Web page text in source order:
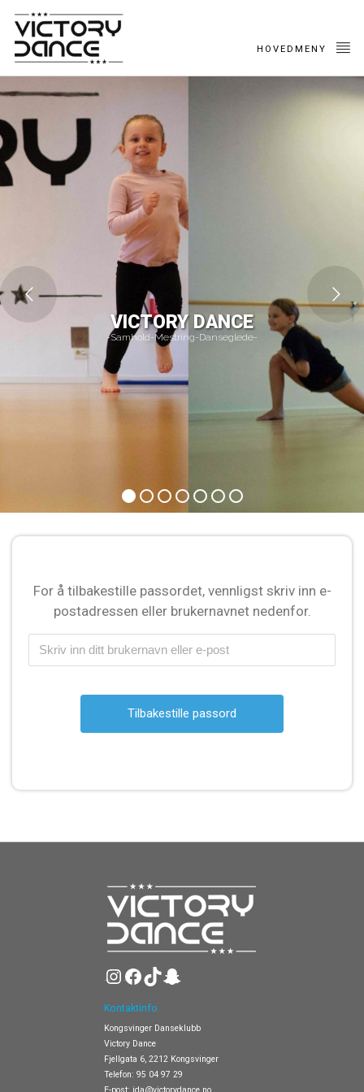
HOVEDMENY
VICTORY DANCE
-Samhold-Mestring-Danseglede-
For å tilbakestille passordet, vennligst skriv inn e-
postadressen eller brukernavnet nedenfor.
Instagram
Facebook
TikTok
Snapchat
Kontaktinfo
Kongsvinger Danseklubb
Victory Dance
Fjellgata 6, 2212 Kongsvinger
Telefon: 95 04 97 29